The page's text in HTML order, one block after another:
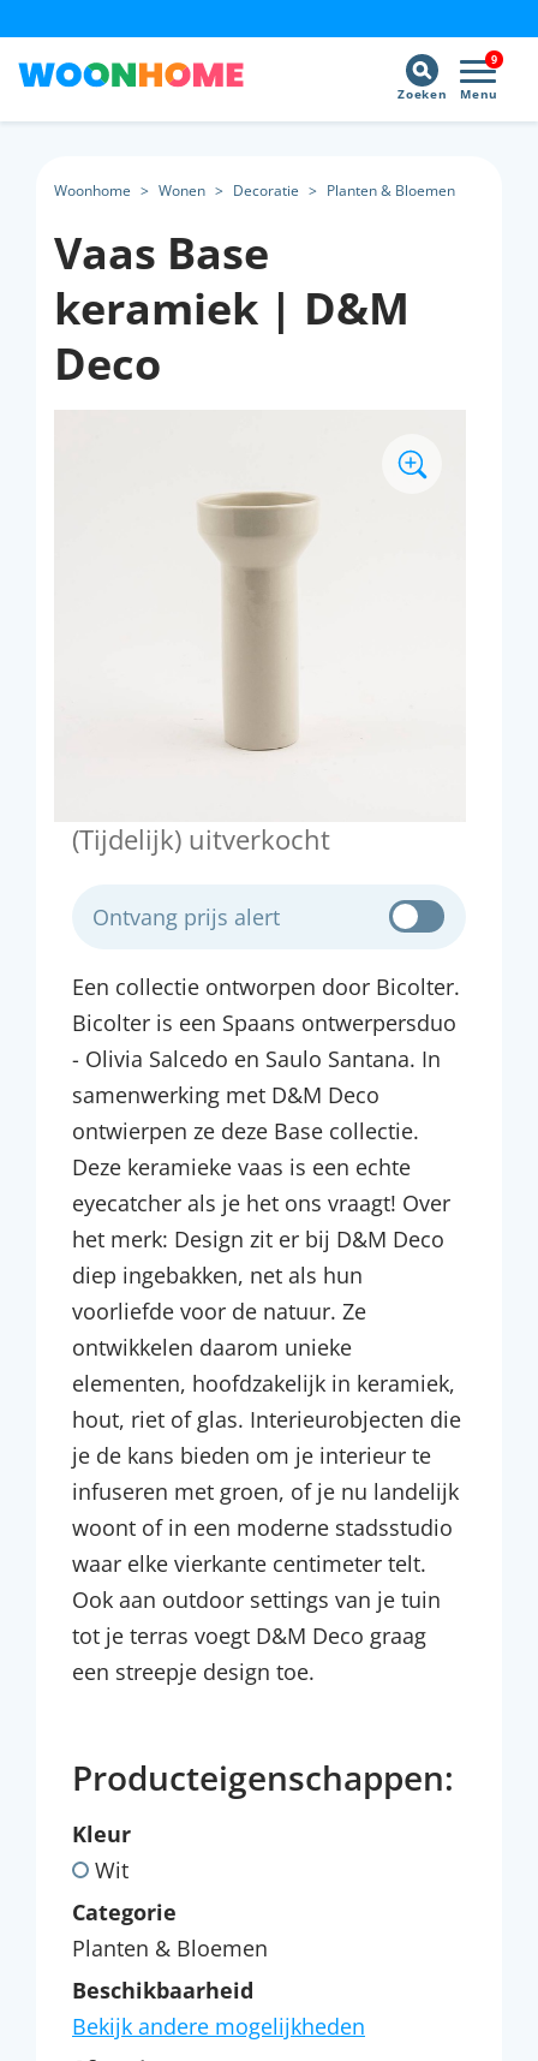
9
Menu
Zoeken
Woonhome > Wonen > Decoratie > Planten & Bloemen
Vaas Base
keramiek | D&M
Deco
(Tijdelijk) uitverkocht
Ontvang prijs alert
Een collectie ontworpen door Bicolter.
Bicolter is een Spaans ontwerpersduo
- Olivia Salcedo en Saulo Santana. In
samenwerking met D&M Deco
ontwierpen ze deze Base collectie.
Deze keramieke vaas is een echte
eyecatcher als je het ons vraagt! Over
het merk: Design zit er bij D&M Deco
diep ingebakken, net als hun
voorliefde voor de natuur. Ze
ontwikkelen daarom unieke
elementen, hoofdzakelijk in keramiek,
hout, riet of glas. Interieurobjecten die
je de kans bieden om je interieur te
infuseren met groen, of je nu landelijk
woont of in een moderne stadsstudio
waar elke vierkante centimeter telt.
Ook aan outdoor settings van je tuin
tot je terras voegt D&M Deco graag
een streepje design toe.
Producteigenschappen:
Kleur
Wit
Categorie
Planten & Bloemen
Beschikbaarheid
Bekijk andere mogelijkheden